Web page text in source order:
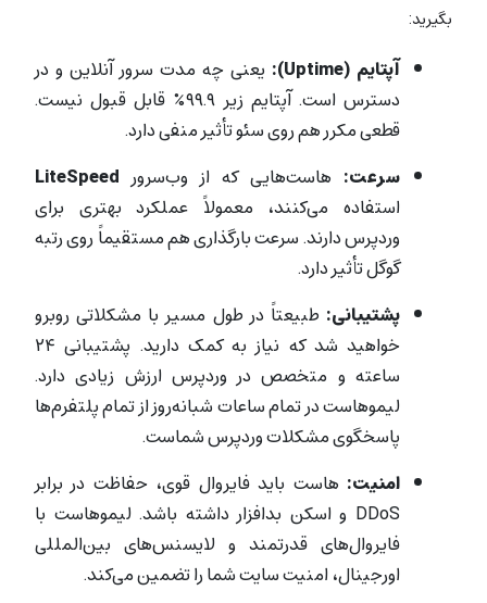
بگیرید:
آپتایم (Uptime):
یعنی چه مدت سرور آنلاین و در
دسترس است. آپتایم زیر ۹۹.۹٪ قابل قبول نیست.
قطعی مکرر هم روی سئو تأثیر منفی دارد.
سرعت: هاست‌هایی که از وب‌سرور LiteSpeed
استفاده می‌کنند، معمولاً عملکرد بهتری برای
وردپرس دارند. سرعت بارگذاری هم مستقیماً روی رتبه
گوگل تأثیر دارد.
پشتیبانی: طبیعتاً در طول مسیر با مشکلاتی روبرو
خواهید شد که نیاز به کمک دارید. پشتیبانی ۲۴
ساعته و متخصص در وردپرس ارزش زیادی دارد.
لیموهاست در تمام ساعات شبانه‌روز از تمام پلتفرم‌ها
پاسخگوی مشکلات وردپرس شماست.
امنیت: هاست باید فایروال قوی، حفاظت در برابر
DDoS و اسکن بدافزار داشته باشد. لیموهاست با
فایروال‌های قدرتمند و لایسنس‌های بین‌المللی
اورجینال، امنیت سایت شما را تضمین می‌کند.